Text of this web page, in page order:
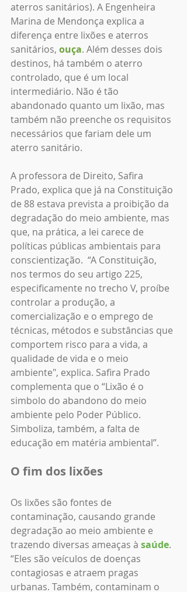
aterros sanitários). A Engenheira
Marina de Mendonça explica a
diferença entre lixões e aterros
sanitários, ouça. Além desses dois
destinos, há também o aterro
controlado, que é um local
intermediário. Não é tão
abandonado quanto um lixão, mas
também não preenche os requisitos
necessários que fariam dele um
aterro sanitário.
A professora de Direito, Safira
Prado, explica que já na Constituição
de 88 estava prevista a proibição da
degradação do meio ambiente, mas
que, na prática, a lei carece de
políticas públicas ambientais para
conscientização.  “A Constituição,
nos termos do seu artigo 225,
especificamente no trecho V, proíbe
controlar a produção, a
comercialização e o emprego de
técnicas, métodos e substâncias que
comportem risco para a vida, a
qualidade de vida e o meio
ambiente", explica. Safira Prado
complementa que o “Lixão é o
simbolo do abandono do meio
ambiente pelo Poder Público.
Simboliza, também, a falta de
educação em matéria ambiental”.
O fim dos lixões
Os lixões são fontes de
contaminação, causando grande
degradação ao meio ambiente e
trazendo diversas ameaças à saúde.
“Eles são veículos de doenças
contagiosas e atraem pragas
urbanas. Também, contaminam o